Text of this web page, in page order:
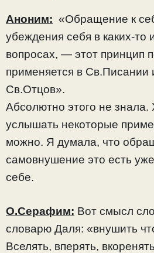
Аноним: «Обращение к
убеждения себя в каких-то
вопросах, — этот принцип
применяется в Св.Писании
Св.Отцов».
Абсолютно этого не знала.
услышать некоторые
можно. Я думала, что
самовнушение это есть
себе.
О.Серафим: Вот смысл
словарю Даля: «внушить
Вселять, вперять,